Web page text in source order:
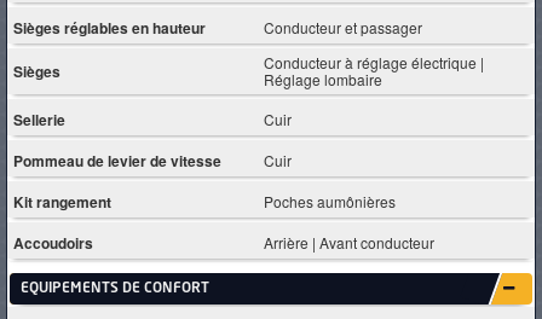
Sièges réglables en hauteur Conducteur et passager
Sièges
Conducteur à réglage électrique |
Réglage lombaire
Sellerie Cuir
Pommeau de levier de vitesse Cuir
Kit rangement Poches aumônières
Accoudoirs Arrière | Avant conducteur
EQUIPEMENTS DE CONFORT